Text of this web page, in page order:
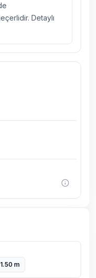
ilaçlama
çevrede
ihtimali
nedeniyle yol
Detaylı
1.50 m